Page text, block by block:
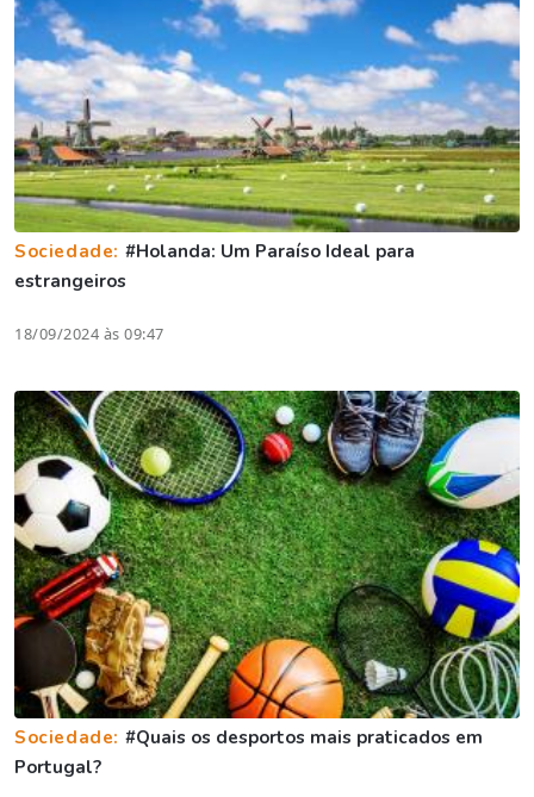
Sociedade: #Holanda: Um Paraíso Ideal para
estrangeiros
18/09/2024 às 09:47
Sociedade: #Quais os desportos mais praticados em
Portugal?